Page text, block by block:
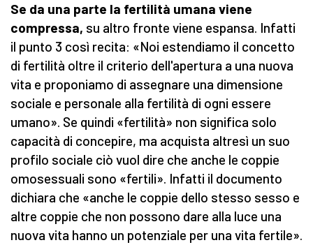
Se da una parte la fertilità umana viene
compressa, su altro fronte viene espansa. Infatti
il punto 3 così recita: «Noi estendiamo il concetto
di fertilità oltre il criterio dell'apertura a una nuova
vita e proponiamo di assegnare una dimensione
sociale e personale alla fertilità di ogni essere
umano». Se quindi «fertilità» non significa solo
capacità di concepire, ma acquista altresì un suo
profilo sociale ciò vuol dire che anche le coppie
omosessuali sono «fertili». Infatti il documento
dichiara che «anche le coppie dello stesso sesso e
altre coppie che non possono dare alla luce una
nuova vita hanno un potenziale per una vita fertile».